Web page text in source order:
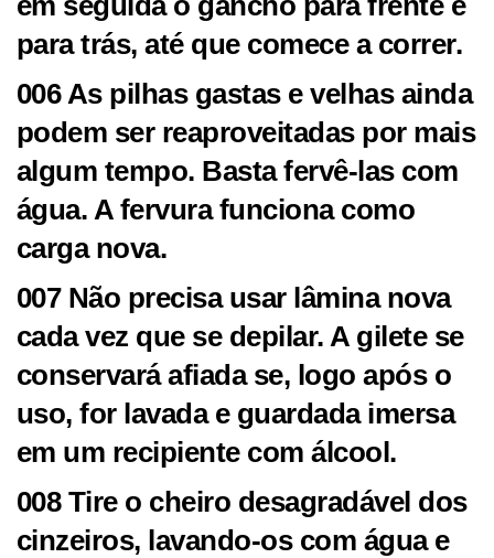
para trás, até que comece a correr.
006 As pilhas gastas e velhas ainda
podem ser reaproveitadas por mais
algum tempo. Basta fervê-las com
água. A fervura funciona como
carga nova.
007 Não precisa usar lâmina nova
cada vez que se depilar. A gilete se
conservará afiada se, logo após o
uso, for lavada e guardada imersa
em um recipiente com álcool.
008 Tire o cheiro desagradável dos
cinzeiros, lavando-os com água e